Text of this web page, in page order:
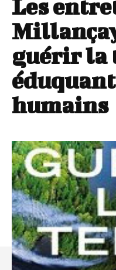
Les
guérir la
humains